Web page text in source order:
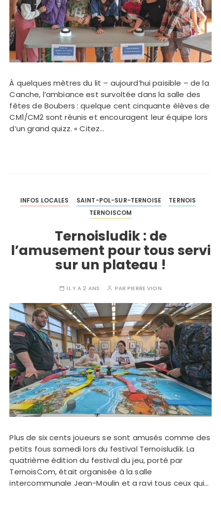
À quelques mètres du lit – aujourd’hui paisible – de la
Canche, l’ambiance est survoltée dans la salle des
fêtes de Boubers : quelque cent cinquante élèves de
CM1/CM2 sont réunis et encouragent leur équipe lors
d’un grand quizz. « Citez…
INFOS LOCALES SAINT-POL-SUR-TERNOISE
TERNOIS
TERNOISCOM
Ternoisludik : de
l’amusement pour tous servi
sur un plateau !
IL Y A 2 ANS PARPIERRE VION
Plus de six cents joueurs se sont amusés comme des
petits fous samedi lors du festival Ternoisludik. La
quatrième édition du festival du jeu, porté par
TernoisCom, était organisée à la salle
intercommunale Jean-Moulin et a ravi tous ceux qui…